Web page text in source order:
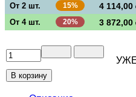
От 2 шт. 15% 4 114,00
От 4 шт. 20% 3 872,00
УЖЕ